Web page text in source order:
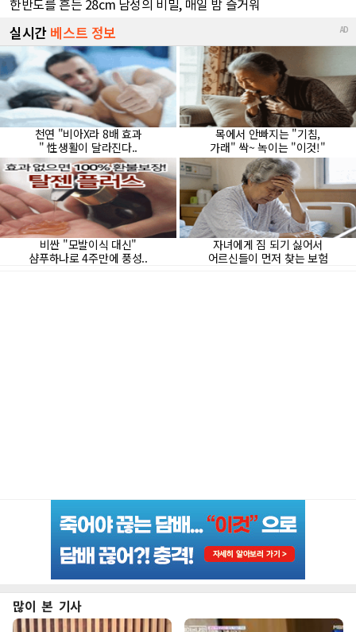
많이 본 기사